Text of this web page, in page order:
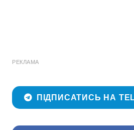
РЕКЛАМА
ПІДПИСАТИСЬ НА